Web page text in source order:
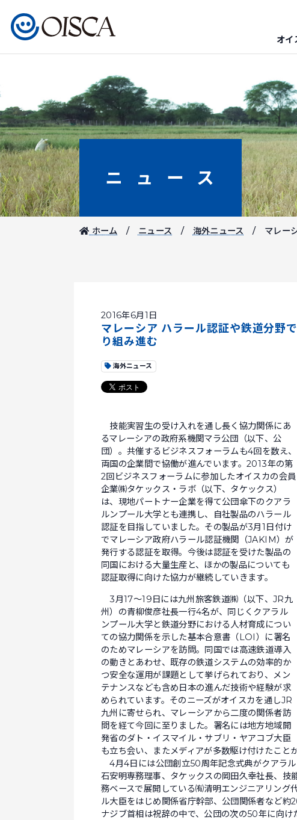
オイ
ニュース
ホーム ニュース 海外ニュース マレー
2016年6月1日
マレーシア ハラール認証や鉄道分野
り組み進む
海外ニュース
技能実習生の受け入れを通し長く協力関係にあ
るマレーシアの政府系機関マラ公団（以下、公
団）。共催するビジネスフォーラムも4回を数え、
両国の企業間で協働が進んでいます。2013年の第
2回ビジネスフォーラムに参加したオイスカの会員
企業㈱タケックス・ラボ（以下、タケックス）
は、現地パートナー企業を得て公団傘下のクアラ
ルンプール大学とも連携し、自社製品のハラール
認証を目指していました。その製品が3月1日付け
でマレーシア政府ハラール認証機関（JAKIM）が
発行する認証を取得。今後は認証を受けた製品の
同国における大量生産と、ほかの製品についても
認証取得に向けた協力が継続していきます。
3月17〜19日には九州旅客鉄道㈱（以下、JR九
州）の青柳俊彦社長一行4名が、同じくクアラル
ンプール大学と鉄道分野における人材育成につい
ての協力関係を示した基本合意書（LOI）に署名
のためマレーシアを訪問。同国では高速鉄道導入
の動きとあわせ、既存の鉄道システムの効率的か
つ安全な運用が課題として挙げられており、メン
テナンスなども含め日本の進んだ技術や経験が求
められています。そのニーズがオイスカを通しJR
九州に寄せられ、マレーシアから二度の関係者訪
問を経て今回に至りました。署名には地方地域開
発省のダト・イスマイル・サブリ・ヤアコブ大臣
も立ち会い、またメディアが多数駆け付けたこと
4月4日には公団創立50周年記念式典がクアラ
石安明専務理事、タケックスの岡田久幸社長、技
務ベースで展開している㈲清明エンジニアリング
ル大臣をはじめ関係省庁幹部、公団関係者など約
ナジブ首相は祝辞の中で、公団の次の50年に向